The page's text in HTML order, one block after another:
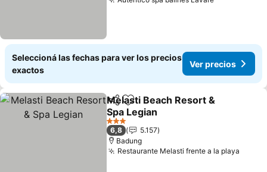
Seleccioná las fechas para ver los precios
exactos
Ver precios
CompartirAñadir a favoritos
Melasti Beach Resort &
Spa Legian
Ver precios
3 Estrellas
6,8
5.157
Badung
Restaurante Melasti frente a la playa